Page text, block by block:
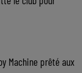
Machine prêté aux